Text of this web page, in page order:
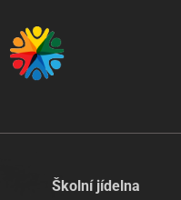
Školní jídelna